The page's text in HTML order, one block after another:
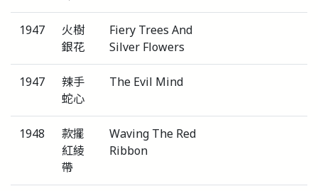
1947
火樹
銀花
Fiery Trees And
Silver Flowers
1947
辣手
蛇心
The Evil Mind
1948
款擺
紅綾
帶
Waving The Red
Ribbon